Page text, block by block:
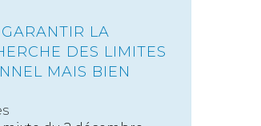
LA
DES LIMITES
MAIS BIEN